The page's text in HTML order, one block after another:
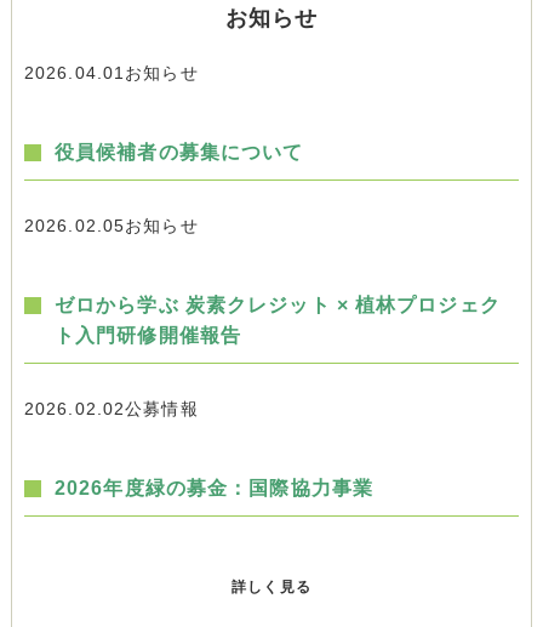
お知らせ
2026.04.01 お知らせ
役員候補者の募集について
2026.02.05お知らせ
ゼロから学ぶ 炭素クレジット × 植林プロジェク
ト入門研修開催報告
2026.02.02公募情報
2026年度緑の募金：国際協力事業
詳しく見る